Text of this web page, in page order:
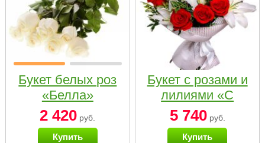
Букет белых роз
«Белла»
2 420 руб.
Купить
Букет с розами и
лилиями «С
наилучшими
пожеланиями»
5 740руб.
Купить